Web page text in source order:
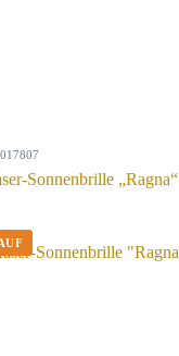
Sonnenbrille „Ragna“